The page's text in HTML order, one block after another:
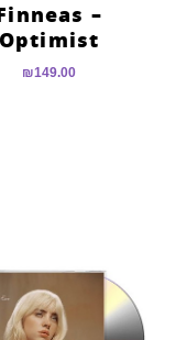
–
Optimist
₪149.00